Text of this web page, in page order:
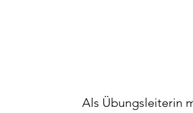
Als Übungsleiterin